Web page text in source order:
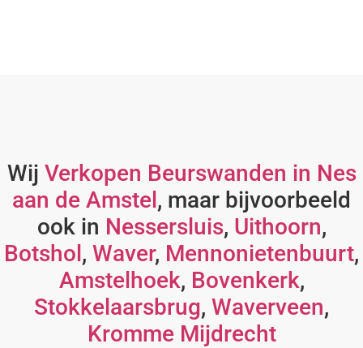
Wij Verkopen Beurswanden in Nes
aan de Amstel, maar bijvoorbeeld
ook in Nessersluis, Uithoorn,
Botshol, Waver, Mennonietenbuurt,
Amstelhoek, Bovenkerk,
Stokkelaarsbrug, Waverveen,
Kromme Mijdrecht